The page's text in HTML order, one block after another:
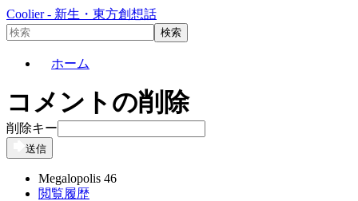
Coolier - 新生・東方創想話
ホーム
コメントの削除
削除キー
送信
Megalopolis 46
閲覧履歴